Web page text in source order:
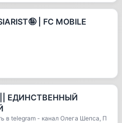
| FC MOBILE
ЕДИНСТВЕННЫЙ
в telegram - канал Олега Шепса, П